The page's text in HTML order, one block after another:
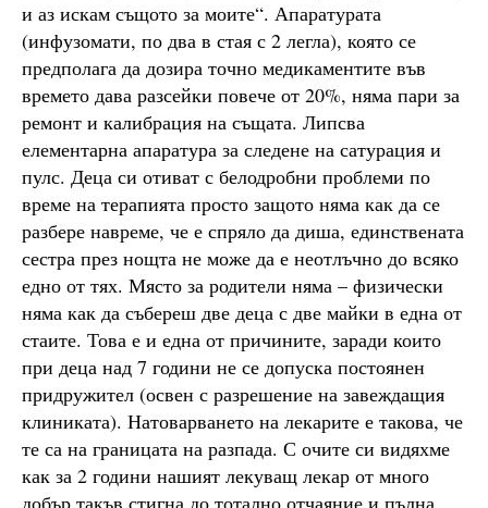
и аз искам същото за моите“. Апаратурата
(инфузомати, по два в стая с 2 легла), която се
предполага да дозира точно медикаментите във
времето дава разсейки повече от 20%, няма пари за
ремонт и калибрация на същата. Липсва
елементарна апаратура за следене на сатурация и
пулс. Деца си отиват с белодробни проблеми по
време на терапията просто защото няма как да се
разбере навреме, че е спряло да диша, единствената
сестра през нощта не може да е неотлъчно до всяко
едно от тях. Място за родители няма – физически
няма как да събереш две деца с две майки в една от
стаите. Това е и една от причините, заради които
при деца над 7 години не се допуска постоянен
придружител (освен с разрешение на завеждащия
клиниката). Натоварването на лекарите е такова, че
те са на границата на разпада. С очите си видяхме
как за 2 години нашият лекуващ лекар от много
добър такъв стигна до тотално отчаяние и пълна